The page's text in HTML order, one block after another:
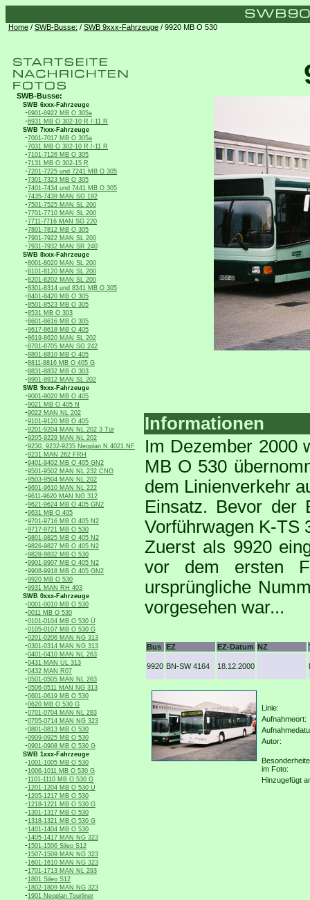
Home / SWB-Busse: / SWB 9xxx-Fahrzeuge / 9920 MB O 530
SWB-Busse:
SWB 6xxx-Fahrzeuge
-6901-6922 MB O 305a
-6931 MB O 302-10 R /-11 R
SWB 7xxx-Fahrzeuge
-7001-7017 MB O 305a
-7031 MB O 302-10 R /-11 R
-7101-7126 MB O 305
-7131 MB O 302-15 R
-7201-7225 und 7241 MB O 305
-7301-7323 MB O 305
-7401-7434 und 7441 MB O 305
-7435-7439 MAN SG 192
-7501-7525 MAN SL 200
-7701-7710 MAN SL 200
-7711-7716 MAN SG 220
-7801-7812 MB O 305
-7901-7922 MAN SL 200
-7931-7932 MAN SR 240
SWB 8xxx-Fahrzeuge
-8001-8020 MAN SL 200
-8101-8120 MAN SL 200
-8201-8202 MAN SL 200
-8301-8314 und 8341 MB O 305
-8401-8420 MB O 305
-8501-8523 MB O 305
-8531 MB O 303
-8601-8616 MB O 305
-8617-8618 MB O 405
-8619-8620 MAN SL 202
-8701-8705 MAN SG 242
-8801-8810 MB O 405
-8811-8816 MB O 405 G
-8831-8832 MB O 303
-8901-8912 MAN SL 202
SWB 9xxx-Fahrzeuge
-9001-9020 MB O 405
-9021 MB O 405 N
-9022 MAN NL 202
-9101-9120 MB O 405
-9201-9204 MAN NL 202 3 Tür
-9205-9229 MAN NL 202
-9230, 9232-9235 Neoplan N 4021 NF
-9231 MAN 262 FRH
-9401-9402 MB O 405 GN2
-9501-9502 MAN NL 232 CNG
-9503-9504 MAN NL 202
-9601-9610 MAN NL 222
-9611-9620 MAN NG 312
-9621-9624 MB O 405 GN2
-9631 MB O 405
-9701-9716 MB O 405 N2
-9717-9721 MB O 530
-9801-9825 MB O 405 N2
-9826-9827 MB O 405 N2
-9828-9832 MB O 530
-9901-9907 MB O 405 N2
-9908-9918 MB O 405 GN2
-9920 MB O 530
-9931 MAN RH 403
SWB 0xxx-Fahrzeuge
-0001-0010 MB O 530
-0011 MB O 530
-0101-0104 MB O 530 Ü
-0105-0107 MB O 530 G
-0201-0206 MAN NG 313
-0301-0314 MAN NG 313
-0401-0410 MAN NL 263
-0431 MAN ÜL 313
-0432 MAN R07
-0501-0505 MAN NL 263
-0506-0511 MAN NG 313
-0601-0619 MB O 530
-0620 MB O 530 G
-0701-0704 MAN NL 283
-0705-0714 MAN NG 323
-0801-0813 MB O 530
-0909-0925 MB O 530
-0901-0908 MB O 530 G
SWB 1xxx-Fahrzeuge
-1001-1005 MB O 530
-1006-1011 MB O 530 G
-1101-1110 MB O 530 G
-1201-1204 MB O 530 Ü
-1205-1217 MB O 530
-1218-1221 MB O 530 G
-1301-1317 MB O 530
-1318-1321 MB O 530 G
-1401-1404 MB O 530
-1405-1417 MAN NG 323
-1501-1506 Sileo S12
-1507-1509 MAN NG 323
-1601-1610 MAN NG 323
-1701-1713 MAN NL 293
-1801 Sileo S12
-1802-1809 MAN NG 323
-1901 Neoplan Tourliner
Informationen
Im Dezember 2000
MB O 530
dem Linienverkehr
Einsatz. Bevor der
Vorführwagen K-TS
Zuerst als 9920
vor dem ersten
ursprüngliche
vorgesehen war...
Bus EZ EZ-Datum NZ
9920 BN-SW 4164 18.12.2000
Linie:
Aufnahmeort:
Autor:
im Foto:
Hinzugefügt